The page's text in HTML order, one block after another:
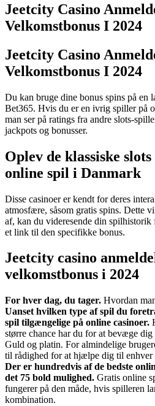
Jeetcity Casino
Velkomstbonus I 2024
Jeetcity Casino
Velkomstbonus I 2024
Du kan bruge dine bonus spins på en
Bet365. Hvis du er en ivrig spiller på
man ser på ratings fra andre slots-
jackpots og bonusser.
Oplev de klassiske
online spil i Danmark
Disse casinoer er kendt for deres
atmosfære, såsom gratis spins. Dette
af, kan du videresende din spilhistorik
et link til den specifikke bonus.
Jeetcity casino
velkomstbonus i 2024
For hver dag, du tager. Hvordan
Uanset hvilken type af spil du
spil tilgængelige på online casinoer.
større chance har du for at bevæge
Guld og platin. For almindelige
til rådighed for at hjælpe dig til enhver
Der er hundredvis af de bedste
det 75 bold mulighed. Gratis online
fungerer på den måde, hvis spilleren
kombination.